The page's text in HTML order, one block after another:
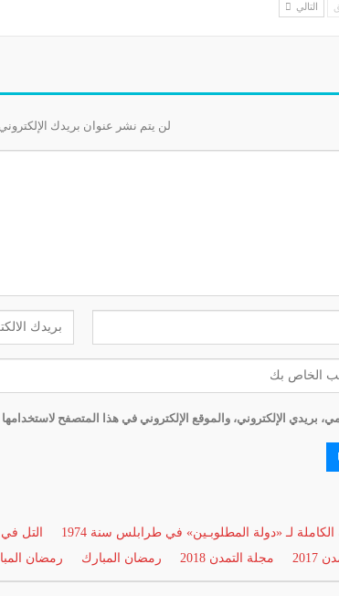
التالي
لن يتم نشر عنوان بريدك
بريدي الإلكتروني، والموقع الإلكتروني في هذا المتصفح
الكاملة لـ «دولة المطلوبـين» في طرابلس سنة 1974 التل
2017 مجلة التمدن 2018 رمضان المبارك رمضان